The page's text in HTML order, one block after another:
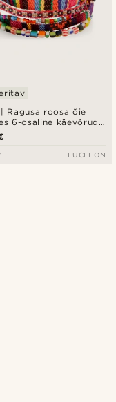
Ragusa roosa õie
6-osaline käevõrude
LUCLEON